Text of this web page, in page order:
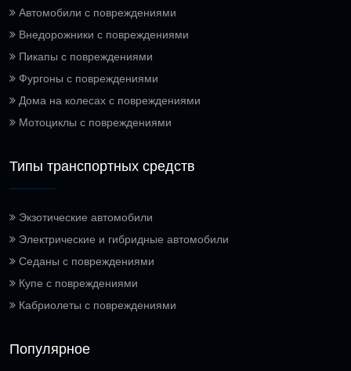
Автомобили с повреждениями
Внедорожники с повреждениями
Пикапы с повреждениями
Фургоны с повреждениями
Дома на колесах с повреждениями
Мотоциклы с повреждениями
Типы транспортных средств
Экзотические автомобили
Электрические и гибридные автомобили
Седаны с повреждениями
Купе с повреждениями
Кабриолеты с повреждениями
Популярное